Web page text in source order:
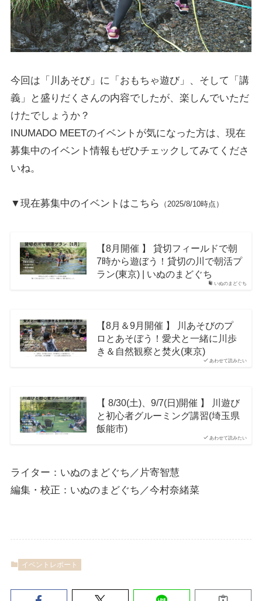
今回は「川あそび」に「おもちゃ遊び」、そして「講
義」と盛りだくさんの内容でしたが、楽しんでいただ
けたでしょうか？
INUMADO MEETのイベントが気になった方は、現在
募集中のイベント情報もぜひチェックしてみてくださ
いね。
▼現在募集中のイベントはこちら （2025/8/10時点）
いぬのまどぐち
【8月開催 】 貸切フィールドで朝
7時から遊ぼう！貸切の川で朝活プ
ラン(東京) | いぬのまどぐち
あわせて読みたい
【8月＆9月開催 】 川あそびのプ
ロとあそぼう！愛犬と一緒に川歩
き＆自然観察と焚火(東京)
あわせて読みたい
【 8/30(土)、9/7(日)開催 】 川遊び
と初心者グルーミング講習(埼玉県
飯能市)
ライター：いぬのまどぐち／片寄智慧
編集・校正：いぬのまどぐち／今村奈緒菜
イベントレポート